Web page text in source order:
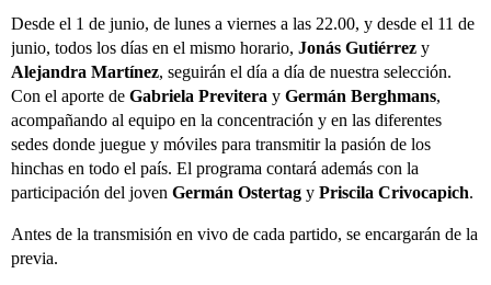
Desde el 1 de junio, de lunes a viernes a las 22.00, y desde el 11 de
junio, todos los días en el mismo horario, Jonás Gutiérrez y
Alejandra Martínez, seguirán el día a día de nuestra selección.
Con el aporte de Gabriela Previtera y Germán Berghmans,
acompañando al equipo en la concentración y en las diferentes
sedes donde juegue y móviles para transmitir la pasión de los
hinchas en todo el país. El programa contará además con la
participación del joven Germán Ostertag y Priscila Crivocapich.
Antes de la transmisión en vivo de cada partido, se encargarán de la
previa.